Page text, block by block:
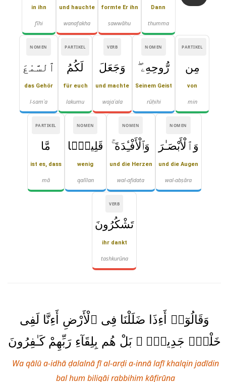
Dann
thumma
formte Er ihn
sawwāhu
und hauchte
wanafakha
in ihn
fīhi
PARTIKEL
مِن
von
min
NOMEN
رُّوحِهِۦ ۖ
Seinem Geist
rūḥihi
VERB
وَجَعَلَ
und machte
wajaʿala
PARTIKEL
لَكُمُ
für euch
lakumu
NOMEN
ٱلسَّمْعَ
das Gehör
l-samʿa
NOMEN
وَٱلْأَبْصَـٰرَ
und die Augen
wal-abṣāra
NOMEN
وَٱلْأَفْـِٔدَةَ ۚ
und die Herzen
wal-afidata
NOMEN
قَلِيلًۭا
wenig
qalīlan
PARTIKEL
مَّا
ist es, dass
mā
VERB
تَشْكُرُونَ
ihr dankt
tashkurūna
وَقَالُوٓا۟ أَءِذَا ضَلَلْنَا فِى ٱلْأَرْضِ أَءِنَّا لَفِى
خَلْقٍۢ جَدِيدٍۭ ۚ بَلْ هُم بِلِقَآءِ رَبِّهِمْ كَـٰفِرُونَ
Wa qālū a-idhā ḍalalnā fī al-arḍi a-innā lafī khalqin jadīdin
bal hum biliqāi rabbihim kāfirūna